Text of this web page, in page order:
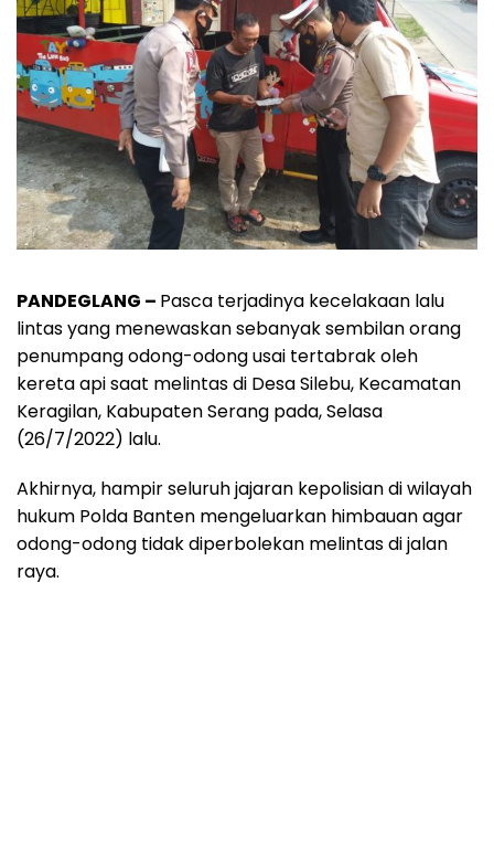
PANDEGLANG – Pasca terjadinya kecelakaan lalu
lintas yang menewaskan sebanyak sembilan orang
penumpang odong-odong usai tertabrak oleh
kereta api saat melintas di Desa Silebu, Kecamatan
Keragilan, Kabupaten Serang pada, Selasa
(26/7/2022) lalu.
Akhirnya, hampir seluruh jajaran kepolisian di wilayah
hukum Polda Banten mengeluarkan himbauan agar
odong-odong tidak diperbolekan melintas di jalan
raya.